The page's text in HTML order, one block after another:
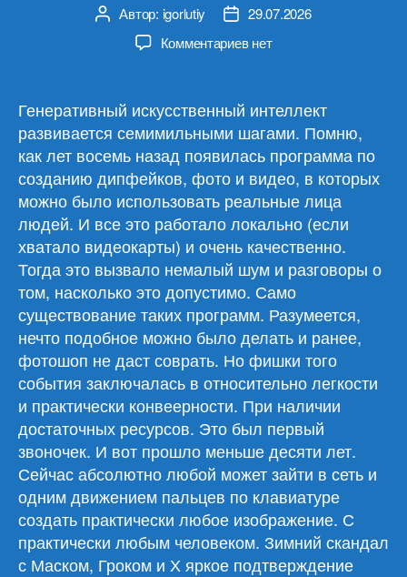
Автор
записи
Автор: igorlutiy
Дата29.07.2026
Комментариевк
29.07.26
нет
Генеративный искусственный интеллект
развивается семимильными шагами. Помню,
как лет восемь назад появилась программа по
созданию дипфейков, фото и видео, в которых
можно было использовать реальные лица
людей. И все это работало локально (если
хватало видеокарты) и очень качественно.
Тогда это вызвало немалый шум и разговоры о
том, насколько это допустимо. Само
существование таких программ. Разумеется,
нечто подобное можно было делать и ранее,
фотошоп не даст соврать. Но фишки того
события заключалась в относительно легкости
и практически конвеерности. При наличии
достаточных ресурсов. Это был первый
звоночек. И вот прошло меньше десяти лет.
Сейчас абсолютно любой может зайти в сеть и
одним движением пальцев по клавиатуре
создать практически любое изображение. С
практически любым человеком. Зимний скандал
с Маском, Гроком и Х яркое подтверждение